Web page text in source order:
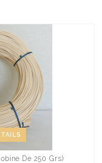
De 250 Grs)